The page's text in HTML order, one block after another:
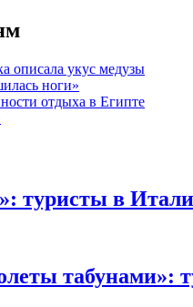
описала укус медузы
ноги»
отдыха в Египте
туристы в
табунами»: